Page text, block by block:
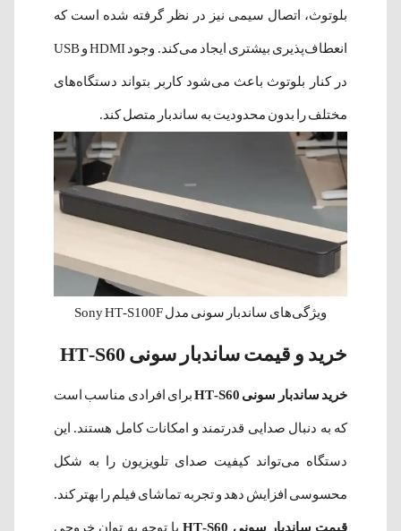
بلوتوث، اتصال سیمی نیز در نظر گرفته شده است که
انعطاف‌پذیری بیشتری ایجاد می‌کند. وجود HDMI و USB
در کنار بلوتوث باعث می‌شود کاربر بتواند دستگاه‌های
مختلف را بدون محدودیت به ساندبار متصل کند.
ویژگی‌های ساندبار سونی مدل Sony HT-S100F
خرید و قیمت ساندبار سونی HT-S60
خرید ساندبار سونی HT-S60 برای افرادی مناسب است
که به دنبال صدایی قدرتمند و امکانات کامل هستند. این
دستگاه می‌تواند کیفیت صدای تلویزیون را به شکل
محسوسی افزایش دهد و تجربه تماشای فیلم را بهتر کند.
قیمت ساندبار سونی HT-S60 با توجه به توان خروجی